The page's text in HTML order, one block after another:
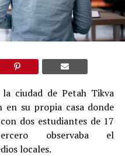
ciudad de Petah Tikva
en su propia casa donde
dos estudiantes de 17
observaba el
locales.